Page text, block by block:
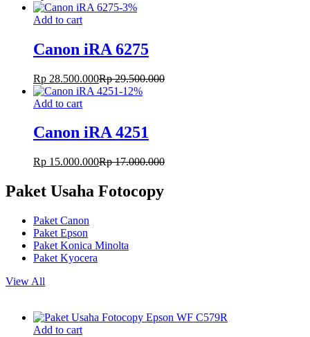
-3%
Add to cart
Canon iRA 6275
Rp 28.500.000Rp29.500.000
-12%
Add to cart
Canon iRA 4251
Rp 15.000.000Rp17.000.000
Paket Usaha Fotocopy
Paket Canon
Paket Epson
Paket Konica Minolta
Paket Kyocera
View All
Add to cart